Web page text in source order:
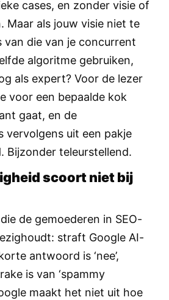
cases, en zonder visie of
Maar als jouw visie niet te
van die van je concurrent
algoritme gebruiken,
als expert? Voor de lezer
voor een bepaalde kok
gaat, en de
vervolgens uit een pakje
Bijzonder teleurstellend.
scoort niet bij
de gemoederen in SEO-
straft Google AI-
antwoord is ‘nee’,
is van ‘spammy
maakt het niet uit hoe